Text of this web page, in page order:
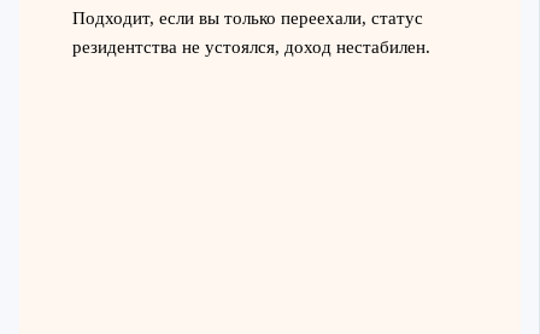
Подходит, если вы только переехали, статус
резидентства не устоялся, доход нестабилен.